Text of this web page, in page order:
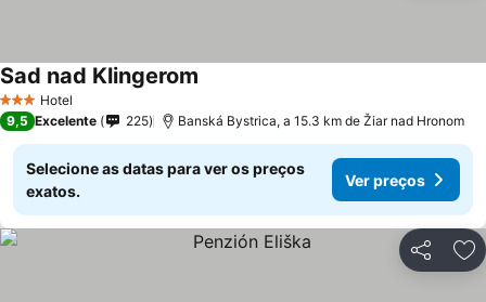
3 EstrelasHotel
Sad nad Klingerom
9,5 Excelente 225 Banská Bystrica, a 15.3 km de Žiar nad Hronom
Selecione as datas para ver os preços
exatos.
Ver preços
Partilhar